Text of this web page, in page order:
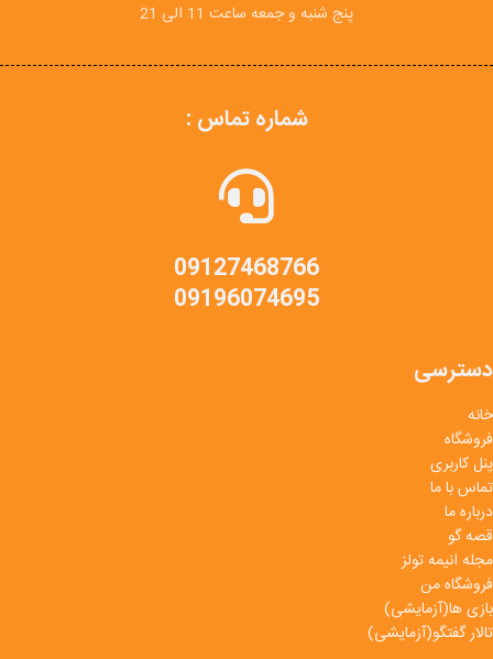
پنج شنبه و جمعه ساعت 11 الی 21
شماره تماس :
09127468766
09196074695
دسترسی
خانه
فروشگاه
پنل کاربری
تماس با ما
درباره ما
قصه گو
مجله انیمه تولز
فروشگاه من
بازی ها(آزمایشی)
تالار گفتگو(آزمایشی)